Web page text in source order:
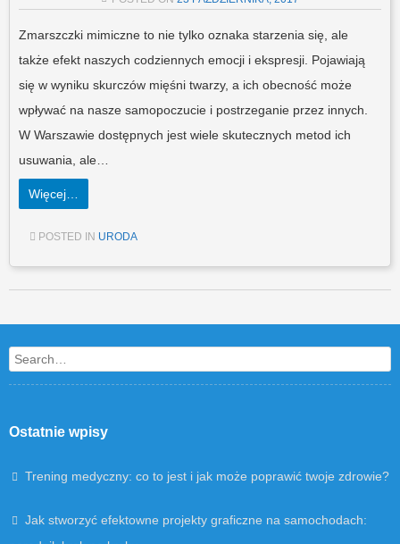
Zmarszczki mimiczne to nie tylko oznaka starzenia się, ale
także efekt naszych codziennych emocji i ekspresji. Pojawiają
się w wyniku skurczów mięśni twarzy, a ich obecność może
wpływać na nasze samopoczucie i postrzeganie przez innych.
W Warszawie dostępnych jest wiele skutecznych metod ich
usuwania, ale…
Więcej…
POSTED IN URODA
Post navigation
Search
Ostatnie wpisy
Trening medyczny: co to jest i jak może poprawić twoje zdrowie?
Jak stworzyć efektowne projekty graficzne na samochodach: